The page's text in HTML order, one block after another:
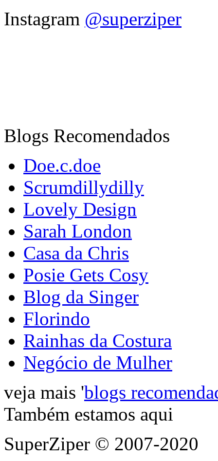
Instagram @superziper
Blogs Recomendados
Doe.c.doe
Scrumdillydilly
Lovely Design
Sarah London
Casa da Chris
Posie Gets Cosy
Blog da Singer
Florindo
Rainhas da Costura
Negócio de Mulher
veja mais 'blogs
Também estamos aqui
SuperZiper © 2007-2020